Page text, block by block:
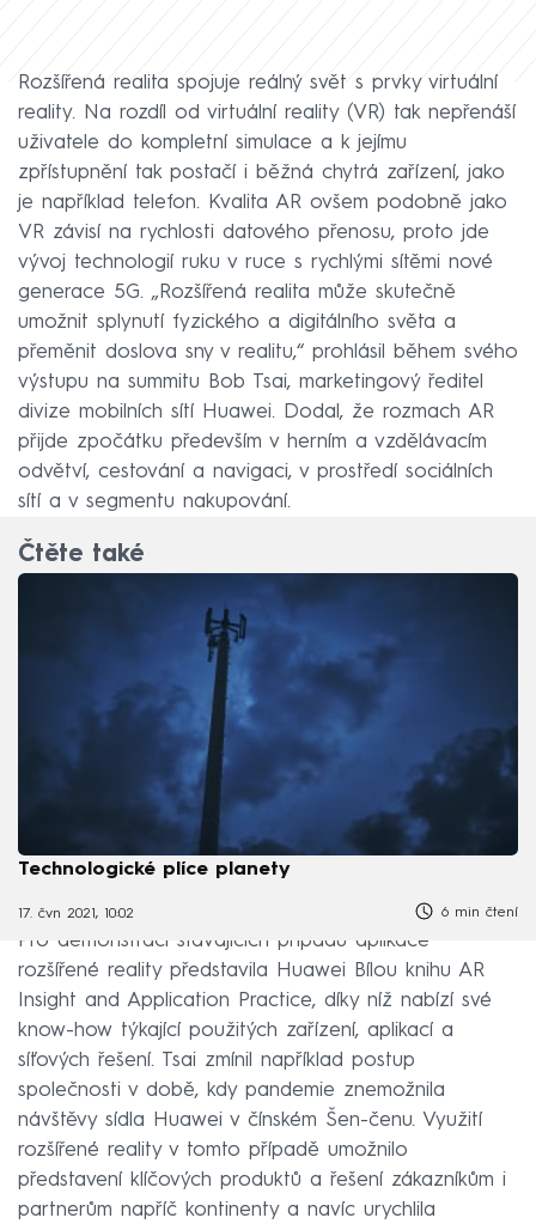
Rozšířená realita spojuje reálný svět s prvky virtuální
reality. Na rozdíl od virtuální reality (VR) tak nepřenáší
uživatele do kompletní simulace a k jejímu
zpřístupnění tak postačí i běžná chytrá zařízení, jako
je například telefon. Kvalita AR ovšem podobně jako
VR závisí na rychlosti datového přenosu, proto jde
vývoj technologií ruku v ruce s rychlými sítěmi nové
generace 5G. „Rozšířená realita může skutečně
umožnit splynutí fyzického a digitálního světa a
přeměnit doslova sny v realitu,“ prohlásil během svého
výstupu na summitu Bob Tsai, marketingový ředitel
divize mobilních sítí Huawei. Dodal, že rozmach AR
přijde zpočátku především v herním a vzdělávacím
odvětví, cestování a navigaci, v prostředí sociálních
sítí a v segmentu nakupování.
Čtěte také
Technologické plíce planety
17. čvn 2021, 10:02 6 min čtení
Pro demonstraci stávajících případů aplikace
rozšířené reality představila Huawei Bílou knihu AR
Insight and Application Practice, díky níž nabízí své
know-how týkající použitých zařízení, aplikací a
síťových řešení. Tsai zmínil například postup
společnosti v době, kdy pandemie znemožnila
návštěvy sídla Huawei v čínském Šen-čenu. Využití
rozšířené reality v tomto případě umožnilo
představení klíčových produktů a řešení zákazníkům i
partnerům napříč kontinenty a navíc urychlila